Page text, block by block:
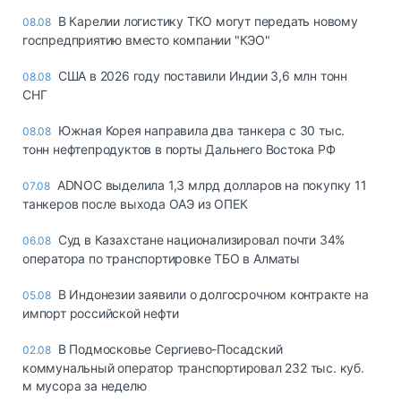
08.08 В Карелии логистику ТКО могут передать новому
госпредприятию вместо компании "КЭО"
08.08 США в 2026 году поставили Индии 3,6 млн тонн
СНГ
08.08 Южная Корея направила два танкера с 30 тыс.
тонн нефтепродуктов в порты Дальнего Востока РФ
07.08 ADNOC выделила 1,3 млрд долларов на покупку 11
танкеров после выхода ОАЭ из ОПЕК
06.08 Суд в Казахстане национализировал почти 34%
оператора по транспортировке ТБО в Алматы
05.08 В Индонезии заявили о долгосрочном контракте на
импорт российской нефти
02.08 В Подмосковье Сергиево-Посадский
коммунальный оператор транспортировал 232 тыс. куб.
м мусора за неделю